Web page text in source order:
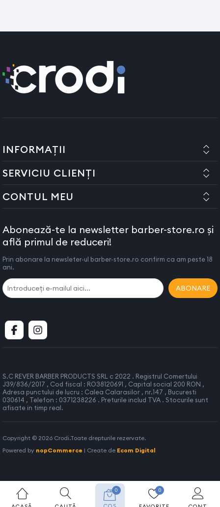
0
0
INFORMAȚII
SERVICIU CLIENȚI
CONTUL MEU
Abonează-te la newsletter barber-store.ro și
află primul de reduceri!
Prin abonare la newsleter-ul barber-store.ro confirm ca am peste 18
ani.
ABONARE
S.C REVER BARBER PRODUCTS SRL c 2022 . Registrul Comertului
J39/836/2017 , Cod fiscal : RO38120691 , Capital social 200 RON ,
Adresa punctului de lucru : Calea Calarasilor , nr.147 , Bucuresti
030614 , Telefon : 0371238226 . Preturile includ TVA . Stocurile sunt
afisate in timp real.
Copyright © 2026 Crodi.Toate drepturile rezervate.
Powered by nopCommerce | Create de Ecom Digital